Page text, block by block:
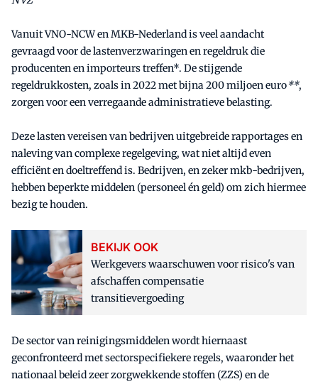
Vanuit VNO-NCW en MKB-Nederland is veel aandacht
gevraagd voor de lastenverzwaringen en regeldruk die
producenten en importeurs treffen*. De stijgende
regeldrukkosten, zoals in 2022 met bijna 200 miljoen euro**,
zorgen voor een verregaande administratieve belasting.
Deze lasten vereisen van bedrijven uitgebreide rapportages en
naleving van complexe regelgeving, wat niet altijd even
efficiënt en doeltreffend is. Bedrijven, en zeker mkb-bedrijven,
hebben beperkte middelen (personeel én geld) om zich hiermee
bezig te houden.
BEKIJK OOK
Werkgevers waarschuwen voor risico's van
afschaffen compensatie
transitievergoeding
De sector van reinigingsmiddelen wordt hiernaast
geconfronteerd met sectorspecifiekere regels, waaronder het
nationaal beleid zeer zorgwekkende stoffen (ZZS) en de